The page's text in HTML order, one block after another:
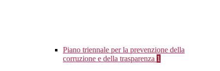
Piano triennale per la prevenzione della
corruzione e della trasparenza 1